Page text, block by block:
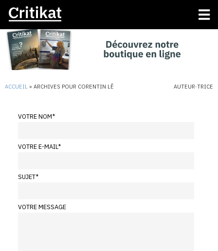
ACCUEIL » ARCHIVES POUR CORENTIN LÊ AUTEUR·TRICE
VOTRE NOM*
VOTRE E-MAIL*
SUJET*
VOTRE MESSAGE